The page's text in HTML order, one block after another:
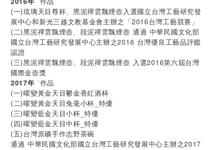
(一)琉璃天目尊杯、黑泥禪雲飄煙壺入選國立台灣工藝研究發
展中心和新光三越文教基金會主辦之「2016台灣工藝競賽」
(二)黑泥禪雲飄煙壺、段泥禪雲飄煙壺 通過 中華民國文化部
國立台灣工藝研究發展中心主辦之2016 台灣優良工藝品評鑑
認證
(三)黑泥禪雲飄煙壺、段泥禪雲飄煙壺 入選2016第六屆台灣
國際金壺獎
2017年 ˙作品
(一)曜變黃金天目鬱金香紅酒杯
(二)曜變黃金天目兔毫小杯_特優
(三)曜變藍金天目小杯_特優
(四)曜變藍金天目中杯_特優
(五)台灣原礦手作志野茶碗
通過 中華民國文化部國立台灣工藝研究發展中心主辦之2017